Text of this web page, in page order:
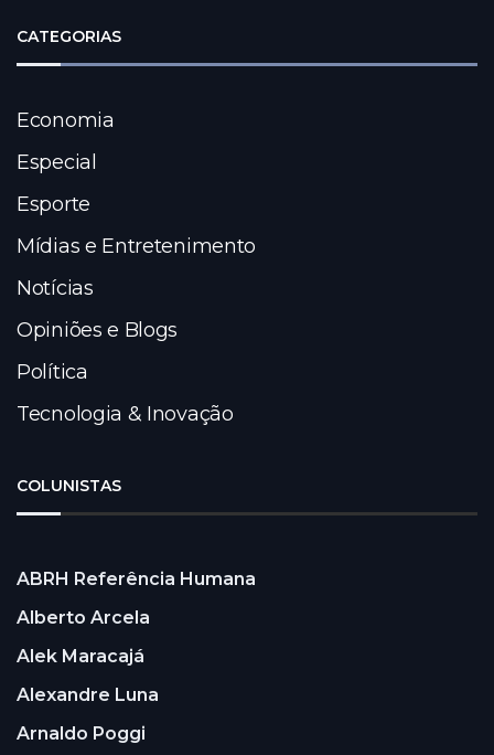
CATEGORIAS
Economia
Especial
Esporte
Mídias e Entretenimento
Notícias
Opiniões e Blogs
Política
Tecnologia & Inovação
COLUNISTAS
ABRH Referência Humana
Alberto Arcela
Alek Maracajá
Alexandre Luna
Arnaldo Poggi